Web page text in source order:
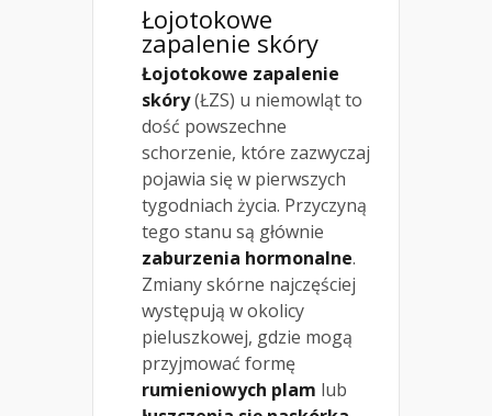
Łojotokowe
zapalenie skóry
Łojotokowe zapalenie
skóry(ŁZS) u niemowląt to
dość powszechne
schorzenie, które zazwyczaj
pojawia się w pierwszych
tygodniach życia. Przyczyną
tego stanu są głównie
zaburzenia hormonalne.
Zmiany skórne najczęściej
występują w okolicy
pieluszkowej, gdzie mogą
przyjmować formę
rumieniowych plam lub